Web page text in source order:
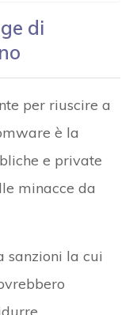
di
per riuscire a
è la
e private
minacce da
sanzioni la cui